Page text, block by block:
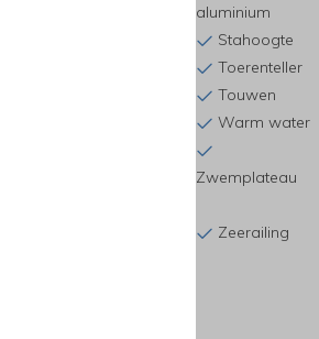
8
aluminium
Stahoogte
Toerenteller
Touwen
Warm water
Zwemplateau
Zeerailing